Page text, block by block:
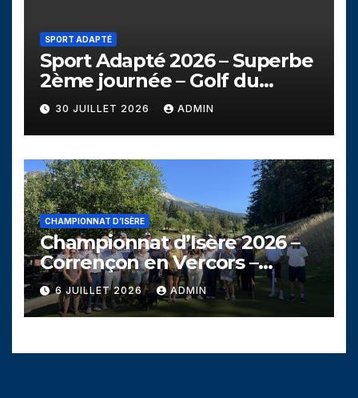
SPORT ADAPTÉ
Sport Adapté 2026 – Superbe
2ème journée – Golf du
Campanil
30 JUILLET 2026 ADMIN
CHAMPIONNAT D’ISÈRE
Championnat d’Isère 2026 –
Corrençon en Vercors –
Dimanche 5 juillet
6 JUILLET 2026 ADMIN